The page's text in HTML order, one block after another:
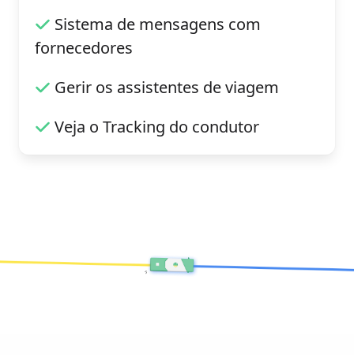
Sistema de mensagens com
fornecedores
Gerir os assistentes de viagem
Veja o Tracking do condutor